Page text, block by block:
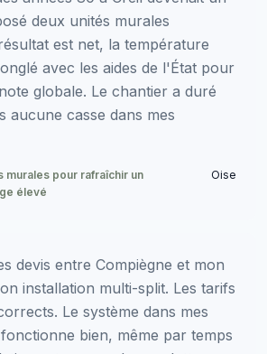
deux unités murales
est net, la température
avec les aides de l'État pour
globale. Le chantier a duré
aucune casse dans mes
murales pour rafraîchir un
élevé
Oise
devis entre Compiègne et mon
installation multi-split. Les tarifs
Le système dans mes
bien, même par temps